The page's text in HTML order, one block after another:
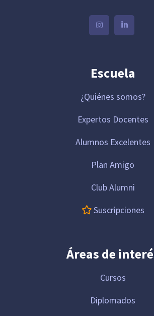
Escuela
¿Quiénes somos?
Expertos Docentes
Alumnos Excelentes
Plan Amigo
Club Alumni
Suscripciones
Áreas de
Cursos
Diplomados